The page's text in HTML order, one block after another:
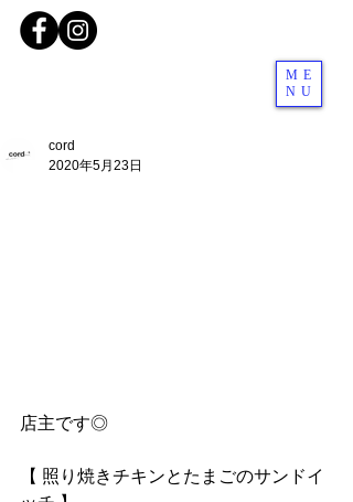
ME
NU
cord
2020年5月23日
店主です◎
【 照り焼きチキンとたまごのサンドイ